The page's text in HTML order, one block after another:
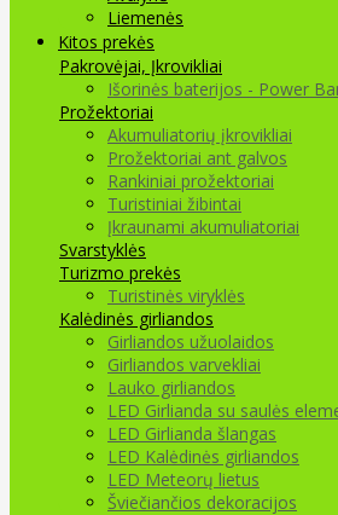
Liemenės
Kitos prekės
Pakrovėjai, Įkrovikliai
Išorinės baterijos - Power
Prožektoriai
Akumuliatorių įkrovikliai
Prožektoriai ant galvos
Rankiniai prožektoriai
Turistiniai žibintai
Įkraunami akumuliatoriai
Svarstyklės
Turizmo prekės
Turistinės viryklės
Kalėdinės girliandos
Girliandos užuolaidos
Girliandos varvekliai
Lauko girliandos
LED Girlianda su saulės
LED Girlianda šlangas
LED Kalėdinės girliandos
LED Meteorų lietus
Šviečiančios dekoracijos